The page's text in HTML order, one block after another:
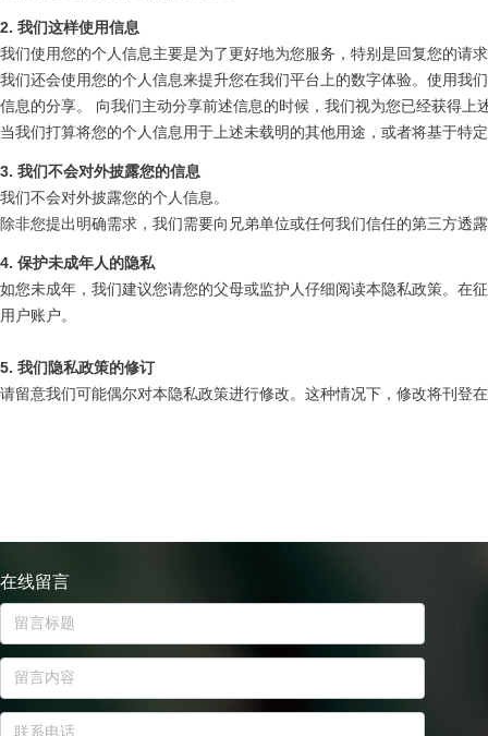
2. 我们这样使用信息
我们使用您的个人信息主要是为了更好地为您服务，特别是回复您的请
我们还会使用您的个人信息来提升您在我们平台上的数字体验。使用我
信息的分享。 向我们主动分享前述信息的时候，我们视为您已经获得上
当我们打算将您的个人信息用于上述未载明的其他用途，或者将基于特
3. 我们不会对外披露您的信息
我们不会对外披露您的个人信息。
除非您提出明确需求，我们需要向兄弟单位或任何我们信任的第三方
4. 保护未成年人的隐私
如您未成年，我们建议您请您的父母或监护人仔细阅读本隐私政策。在
用户账户。
5. 我们隐私政策的修订
请留意我们可能偶尔对本隐私政策进行修改。这种情况下，修改将刊登
在线留言